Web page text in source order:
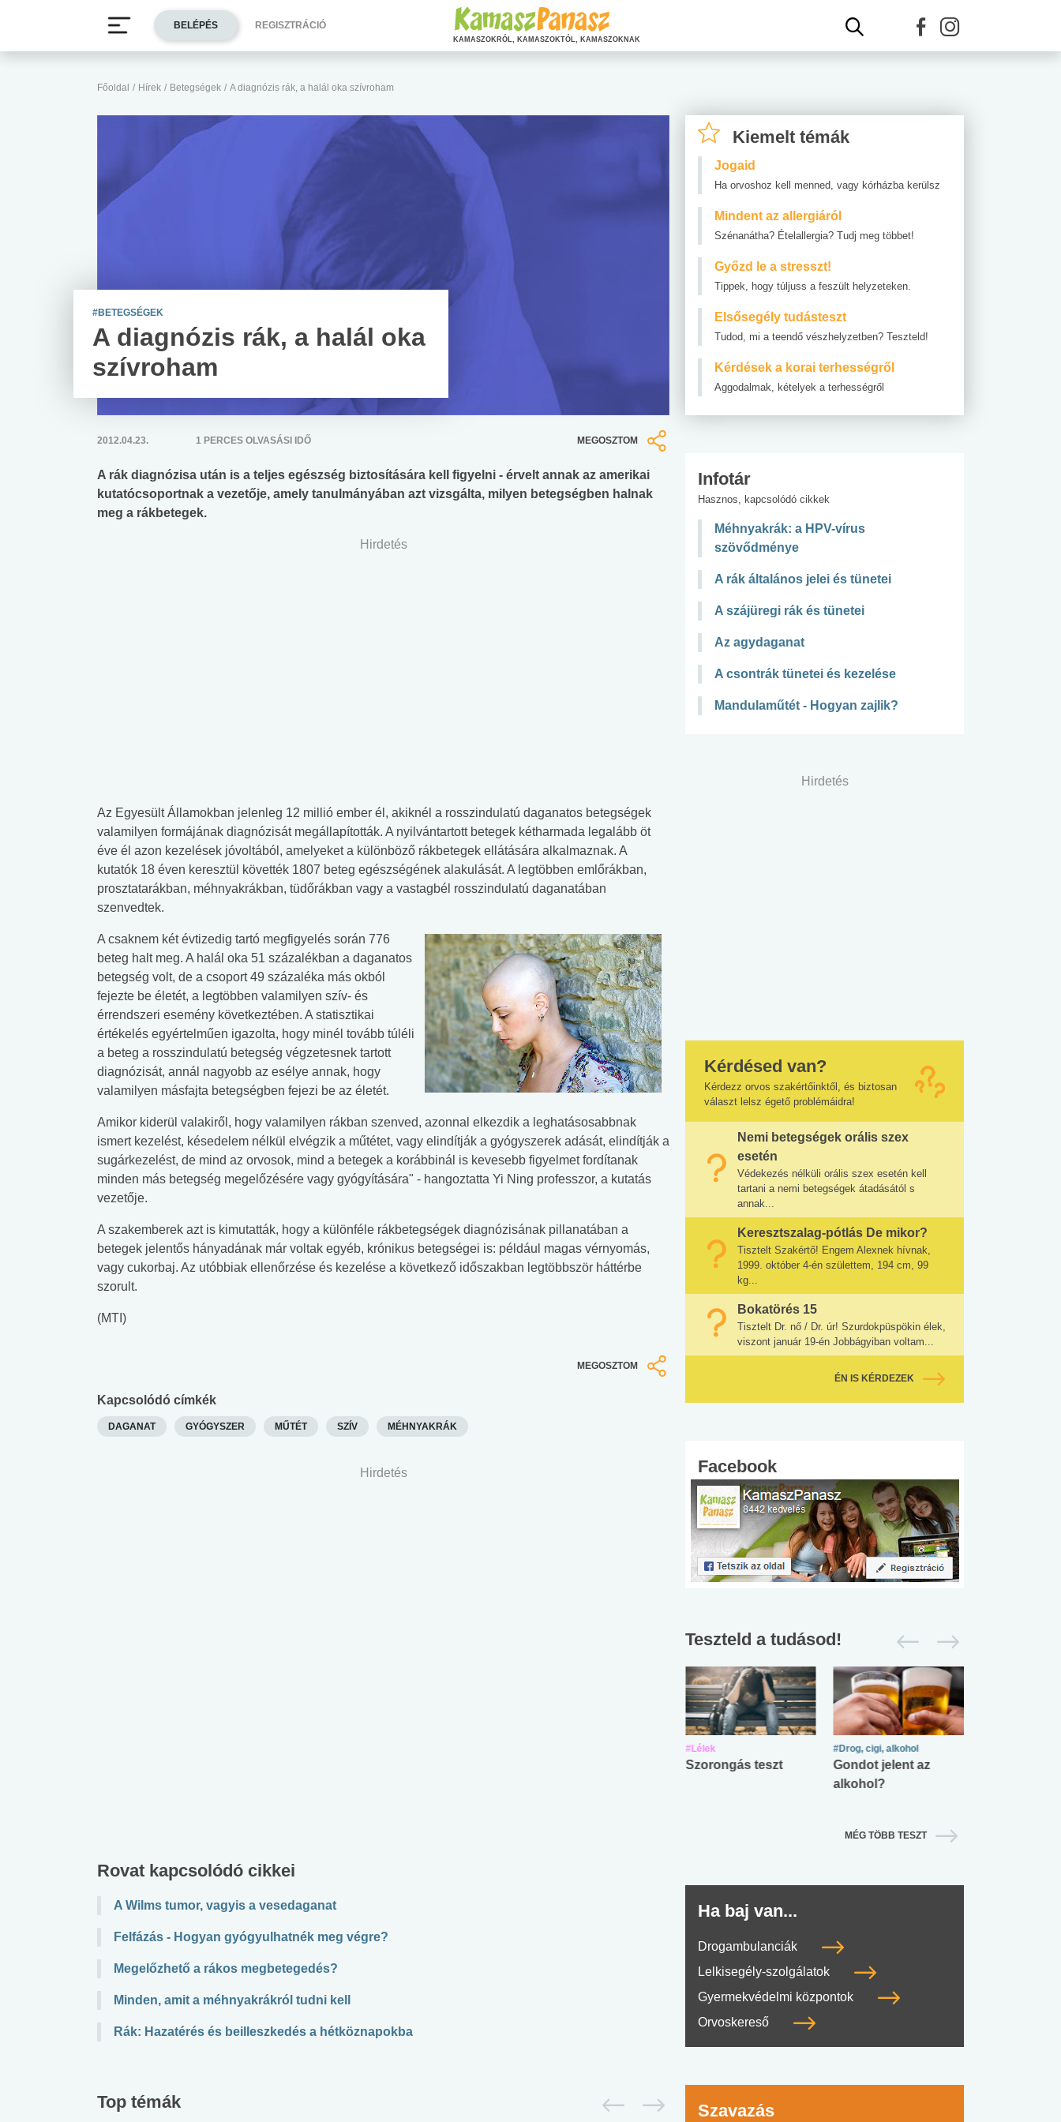
Főoldal / Hírek / Betegségek / A diagnózis rák, a halál oka szívroham
#BETEGSÉGEK
A diagnózis rák, a halál oka
szívroham
2012.04.23. 1 PERCES OLVASÁSI IDŐ MEGOSZTOM
A rák diagnózisa után is a teljes egészség biztosítására kell figyelni - érvelt annak az amerikai
kutatócsoportnak a vezetője, amely tanulmányában azt vizsgálta, milyen betegségben halnak
meg a rákbetegek.
Hirdetés
Az Egyesült Államokban jelenleg 12 millió ember él, akiknél a rosszindulatú daganatos betegségek
valamilyen formájának diagnózisát megállapították. A nyilvántartott betegek kétharmada legalább öt
éve él azon kezelések jóvoltából, amelyeket a különböző rákbetegek ellátására alkalmaznak. A
kutatók 18 éven keresztül követték 1807 beteg egészségének alakulását. A legtöbben emlőrákban,
prosztatarákban, méhnyakrákban, tüdőrákban vagy a vastagbél rosszindulatú daganatában
szenvedtek.
A csaknem két évtizedig tartó megfigyelés során 776
beteg halt meg. A halál oka 51 százalékban a daganatos
betegség volt, de a csoport 49 százaléka más okból
fejezte be életét, a legtöbben valamilyen szív- és
érrendszeri esemény következtében. A statisztikai
értékelés egyértelműen igazolta, hogy minél tovább túléli
a beteg a rosszindulatú betegség végzetesnek tartott
diagnózisát, annál nagyobb az esélye annak, hogy
valamilyen másfajta betegségben fejezi be az életét.
Amikor kiderül valakiről, hogy valamilyen rákban szenved, azonnal elkezdik a leghatásosabbnak
ismert kezelést, késedelem nélkül elvégzik a műtétet, vagy elindítják a gyógyszerek adását, elindítják a
sugárkezelést, de mind az orvosok, mind a betegek a korábbinál is kevesebb figyelmet fordítanak
minden más betegség megelőzésére vagy gyógyítására" - hangoztatta Yi Ning professzor, a kutatás
vezetője.
A szakemberek azt is kimutatták, hogy a különféle rákbetegségek diagnózisának pillanatában a
betegek jelentős hányadának már voltak egyéb, krónikus betegségei is: például magas vérnyomás,
vagy cukorbaj. Az utóbbiak ellenőrzése és kezelése a következő időszakban legtöbbször háttérbe
szorult.
(MTI)
MEGOSZTOM
Kapcsolódó címkék
DAGANAT GYÓGYSZER MŰTÉT SZÍV MÉHNYAKRÁK
Hirdetés
Rovat kapcsolódó cikkei
A Wilms tumor, vagyis a vesedaganat
Felfázás - Hogyan gyógyulhatnék meg végre?
Megelőzhető a rákos megbetegedés?
Minden, amit a méhnyakrákról tudni kell
Rák: Hazatérés és beilleszkedés a hétköznapokba
Top témák
Kiemelt témák
Jogaid
Ha orvoshoz kell menned, vagy kórházba kerülsz
Mindent az allergiáról
Szénanátha? Ételallergia? Tudj meg többet!
Győzd le a stresszt!
Tippek, hogy túljuss a feszült helyzeteken.
Elsősegély tudásteszt
Tudod, mi a teendő vészhelyzetben? Teszteld!
Kérdések a korai terhességről
Aggodalmak, kételyek a terhességről
Infotár
Hasznos, kapcsolódó cikkek
Méhnyakrák: a HPV-vírus
szövődménye
A rák általános jelei és tünetei
A szájüregi rák és tünetei
Az agydaganat
A csontrák tünetei és kezelése
Mandulaműtét - Hogyan zajlik?
Hirdetés
Kérdésed van?
Kérdezz orvos szakértőinktől, és biztosan
választ lelsz égető problémáidra!
Nemi betegségek orális szex
esetén
Védekezés nélküli orális szex esetén kell
tartani a nemi betegségek átadásától s
annak...
Keresztszalag-pótlás De mikor?
Tisztelt Szakértő! Engem Alexnek hívnak,
1999. október 4-én születtem, 194 cm, 99
kg...
Bokatörés 15
Tisztelt Dr. nő / Dr. úr! Szurdokpüspökin élek,
viszont január 19-én Jobbágyiban voltam...
ÉN IS KÉRDEZEK
Facebook
Teszteld a tudásod!
#Lélek
Szorongás teszt
#Drog, cigi, alkohol
Gondot jelent az
alkohol?
MÉG TÖBB TESZT
Ha baj van...
Drogambulanciák
Lelkisegély-szolgálatok
Gyermekvédelmi központok
Orvoskereső
Szavazás
BELÉPÉS REGISZTRÁCIÓ
KAMASZOKRÓL, KAMASZOKTÓL, KAMASZOKNAK